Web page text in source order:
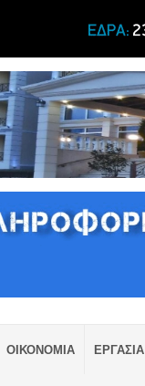
ΟΙΚΟΝΟΜΙΑ ΕΡΓΑΣΙΑ